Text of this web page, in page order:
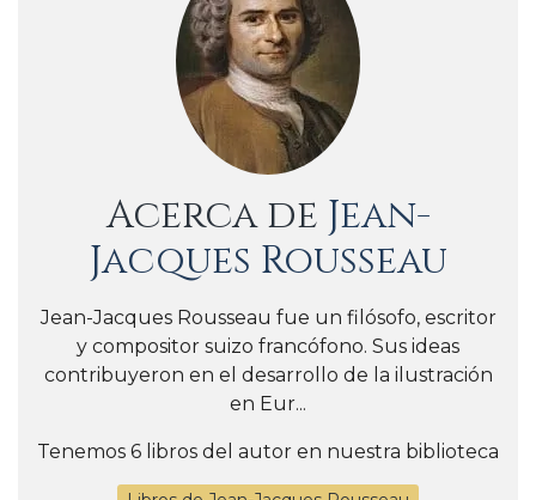
Acerca de Jean-
Jacques Rousseau
Jean-Jacques Rousseau fue un filósofo, escritor
y compositor suizo francófono. Sus ideas
contribuyeron en el desarrollo de la ilustración
en Eur...
Tenemos 6 libros del autor en nuestra biblioteca